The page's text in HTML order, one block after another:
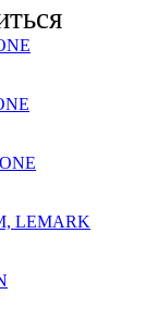
LEMARK